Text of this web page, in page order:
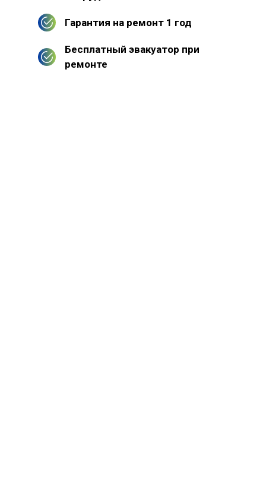
Гарантия на ремонт 1 год
Бесплатный эвакуатор при
ремонте